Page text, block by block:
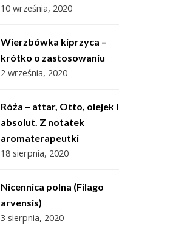
10 września, 2020
Wierzbówka kiprzyca –
krótko o zastosowaniu
2 września, 2020
Róża – attar, Otto, olejek i
absolut. Z notatek
aromaterapeutki
18 sierpnia, 2020
Nicennica polna (Filago
arvensis)
3 sierpnia, 2020